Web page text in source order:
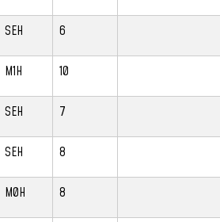
SEH 6
M1H 10
SEH 7
SEH 8
M0H 8